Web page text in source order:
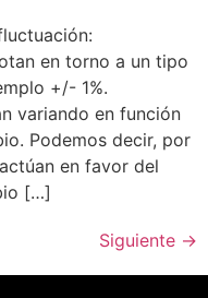
en torno a un tipo
+/- 1%.
variando en función
Podemos decir, por
en favor del
[…]
Siguiente →